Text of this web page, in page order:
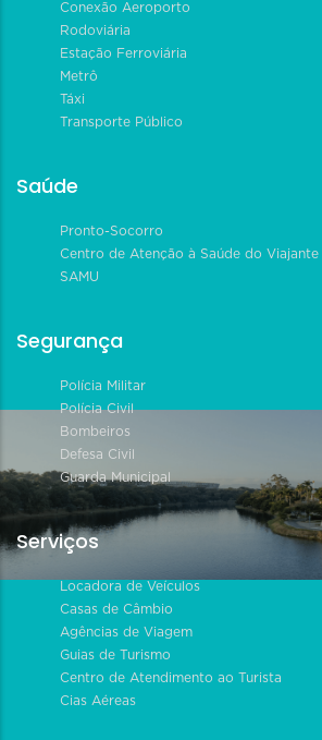
Conexão Aeroporto
Rodoviária
Estação Ferroviária
Metrô
Táxi
Transporte Público
Saúde
Pronto-Socorro
Centro de Atenção à Saúde do Viajante
SAMU
Segurança
Polícia Militar
Polícia Civil
Bombeiros
Defesa Civil
Guarda Municipal
Serviços
Locadora de Veículos
Casas de Câmbio
Agências de Viagem
Guias de Turismo
Centro de Atendimento ao Turista
Cias Aéreas